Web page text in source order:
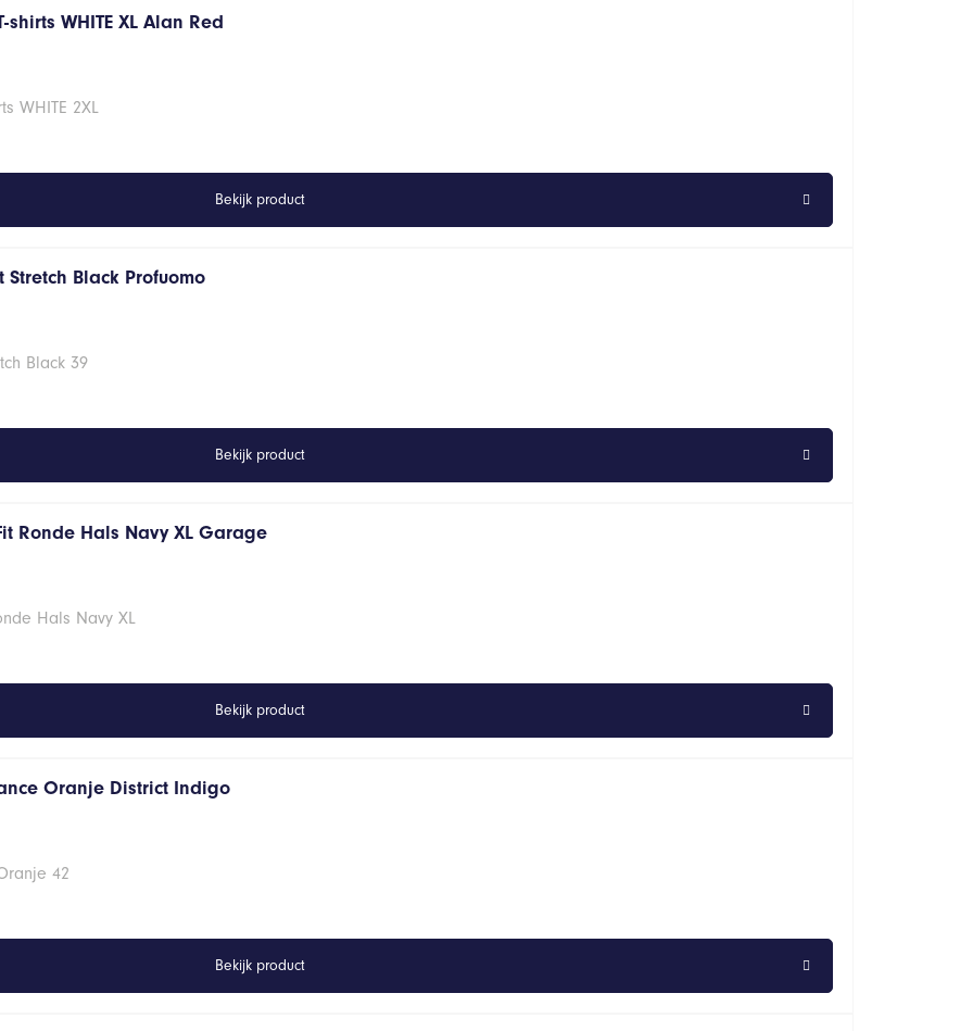
WHITE XL Alan Red
WHITE 2XL
Bekijk product
Stretch Black Profuomo
Black 39
Bekijk product
Ronde Hals Navy XL Garage
Hals Navy XL
Bekijk product
Oranje District Indigo
42
Bekijk product